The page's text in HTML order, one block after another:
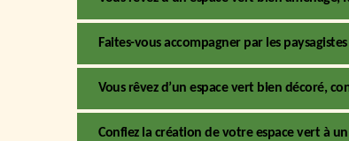
Faites-vous accompagner par les
Vous rêvez d’un espace vert bien décoré,
Confiez la création de votre espace vert à